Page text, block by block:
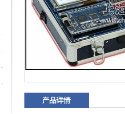
产品详情